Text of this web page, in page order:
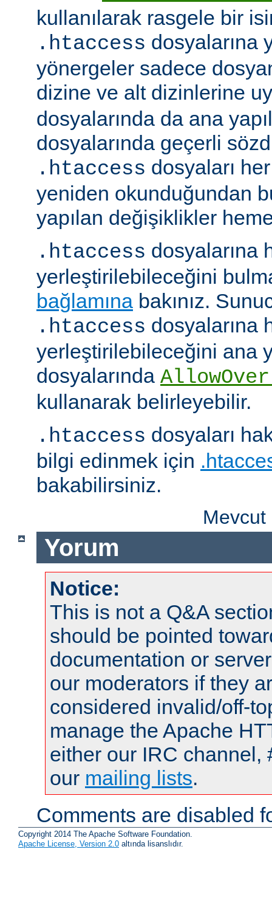
kullanılarak rasgele bir
.htaccess dosyalarına
yönergeler sadece
dizine ve alt dizinlerine
dosyalarında da ana
dosyalarında geçerli
.htaccess dosyaları
yeniden okunduğundan
yapılan değişiklikler
.htaccess dosyalarına
yerleştirilebileceğini
bağlamına bakınız.
.htaccess dosyalarına
yerleştirilebileceğini ana
dosyalarında
kullanarak belirleyebilir.
.htaccess dosyaları
bilgi edinmek için
bakabilirsiniz.
Yorum
Notice:
This is not a Q&A
should be pointed
documentation or
our moderators if they
considered invalid/off-
manage the Apache
either our IRC channel,
our mailing lists.
Comments are disabled
Copyright 2014 The Apache Software Foundation.
Apache License, Version 2.0 altında lisanslıdır.